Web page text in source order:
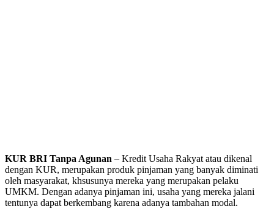
KUR BRI Tanpa Agunan – Kredit Usaha Rakyat atau dikenal
dengan KUR, merupakan produk pinjaman yang banyak diminati
oleh masyarakat, khsusunya mereka yang merupakan pelaku
UMKM. Dengan adanya pinjaman ini, usaha yang mereka jalani
tentunya dapat berkembang karena adanya tambahan modal.